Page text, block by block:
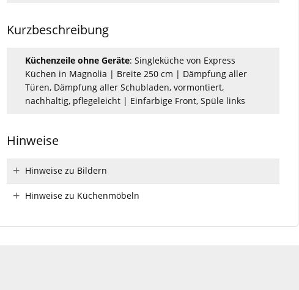
Kurzbeschreibung
Küchenzeile ohne Geräte: Singleküche von Express
Küchen in Magnolia | Breite 250 cm | Dämpfung aller
Türen, Dämpfung aller Schubladen, vormontiert,
nachhaltig, pflegeleicht | Einfarbige Front, Spüle links
Hinweise
Hinweise zu Bildern
Hinweise zu Küchenmöbeln